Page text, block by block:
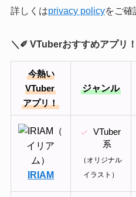
詳しくはprivacy policyをご確
＼✐ VTuberおすすめアプリ
今熱い
VTuber
アプリ！
ジャンル
IRIAM
VTuber
系
（オリジナル
イラスト）